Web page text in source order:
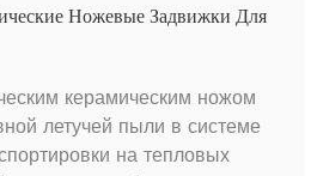
Ножевые Задвижки Для
керамическим ножом
летучей пыли в системе
на тепловых